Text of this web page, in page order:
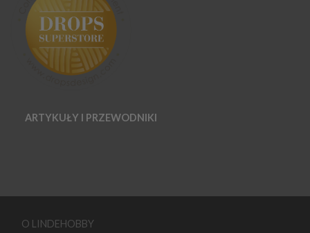
ARTYKUŁY I PRZEWODNIKI
O LINDEHOBBY